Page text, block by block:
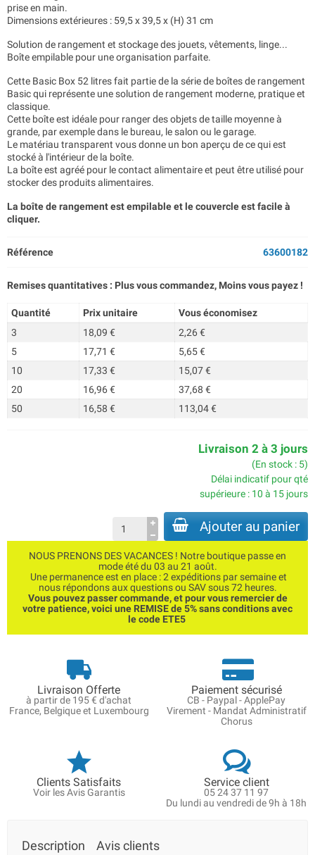
prise en main.
Dimensions extérieures : 59,5 x 39,5 x (H) 31 cm
Solution de rangement et stockage des jouets, vêtements, linge...
Boîte empilable pour une organisation parfaite.
Cette Basic Box 52 litres fait partie de la série de boîtes de rangement
Basic qui représente une solution de rangement moderne, pratique et
classique.
Cette boîte est idéale pour ranger des objets de taille moyenne à
grande, par exemple dans le bureau, le salon ou le garage.
Le matériau transparent vous donne un bon aperçu de ce qui est
stocké à l'intérieur de la boîte.
La boîte est agréé pour le contact alimentaire et peut être utilisé pour
stocker des produits alimentaires.
La boîte de rangement est empilable et le couvercle est facile à
cliquer.
Référence 63600182
Remises quantitatives : Plus vous commandez, Moins vous payez !
Quantité Prix unitaire
Vous économisez
3
18,09 €
2,26 €
5
17,71 €
5,65 €
10
17,33 €
15,07 €
20
16,96 €
37,68 €
50
16,58 € 113,04 €
Livraison 2 à 3 jours
(En stock : 5)
Délai indicatif pour qté
supérieure : 10 à 15 jours
Ajouter au panier
NOUS PRENONS DES VACANCES ! Notre boutique passe en
mode été du 03 au 21 août.
Une permanence est en place : 2 expéditions par semaine et
nous répondons aux questions ou SAV sous 72 heures.
Vous pouvez passer commande, et pour vous remercier de
votre patience, voici une REMISE de 5% sans conditions avec
le code ETE5
Livraison Offerte
à partir de 195 € d'achat
France, Belgique et Luxembourg
Paiement sécurisé
CB - Paypal - ApplePay
Virement - Mandat Administratif
Chorus
Clients Satisfaits
Voir les Avis Garantis
Service client
05 24 37 11 97
Du lundi au vendredi de 9h à 18h
Description Avis clients